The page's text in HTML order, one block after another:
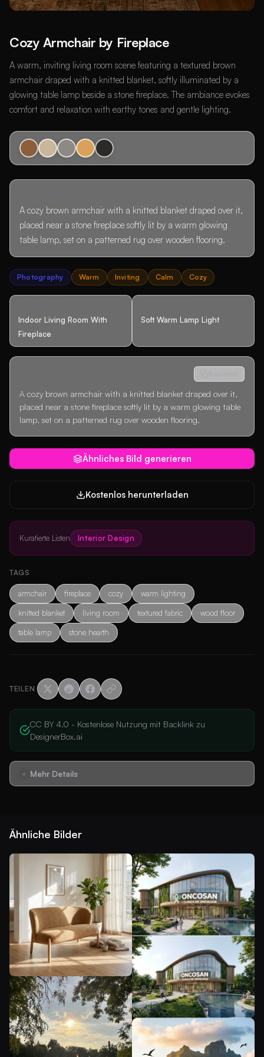
Cozy Armchair by Fireplace
A warm, inviting living room scene featuring a textured brown
armchair draped with a knitted blanket, softly illuminated by a
glowing table lamp beside a stone fireplace. The ambiance evokes
comfort and relaxation with earthy tones and gentle lighting.
A cozy brown armchair with a knitted blanket draped over it,
placed near a stone fireplace softly lit by a warm glowing
table lamp, set on a patterned rug over wooden flooring.
Photography Warm Inviting Calm Cozy
Indoor Living Room With
Fireplace
Soft Warm Lamp Light
A cozy brown armchair with a knitted blanket draped over it,
placed near a stone fireplace softly lit by a warm glowing table
lamp, set on a patterned rug over wooden flooring.
Ähnliches Bild generieren
Kostenlos herunterladen
Kuratierte Listen Interior Design
TAGS
armchair fireplace cozy warm lighting
knitted blanket living room textured fabric wood floor
table lamp stone hearth
TEILEN
CC BY 4.0 - Kostenlose Nutzung mit Backlink zu
DesignerBox.ai
Mehr Details
Ähnliche Bilder